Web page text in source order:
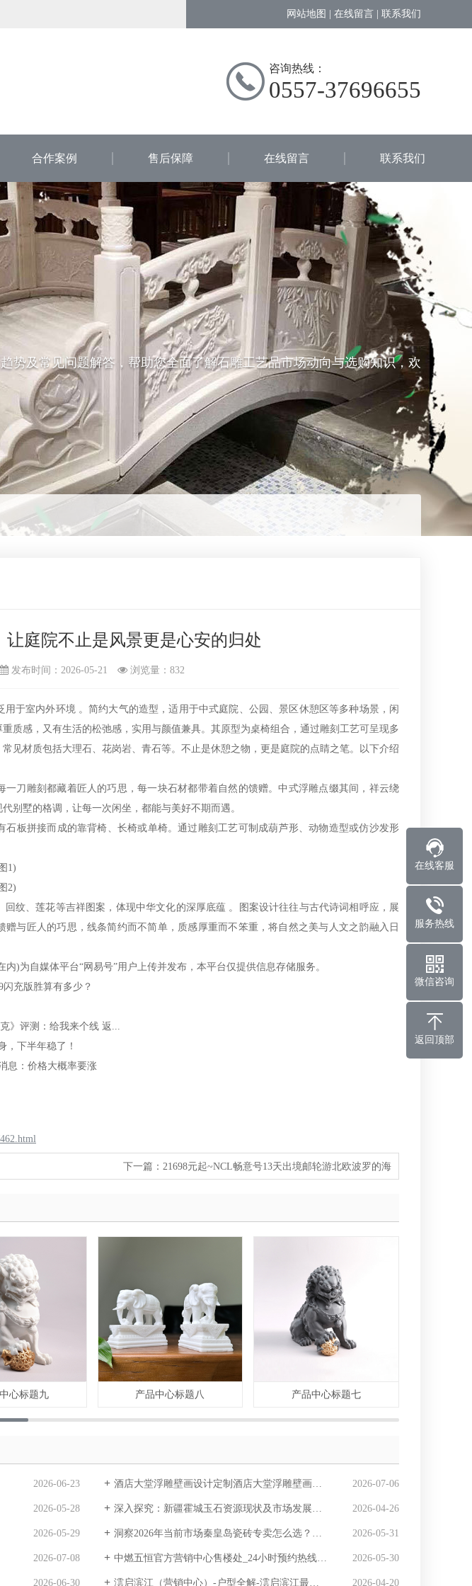
网站地图 在线留言 联系我们
咨询热线：
0557-37696655
合作案例 售后保障 在线留言 联系我们
势及常见问题解答，帮助您全面了解石雕工艺品市场动向与选购知识，欢
让庭院不止是风景更是心安的归处
发布时间：2026-05-21 浏览量： 832
室内外环境 。简约大气的造型，适用于中式庭院、公园、景区休憩区等多种场景，闲
质感，又有生活的松弛感，实用与颜值兼具。其原型为桌椅组合，通过雕刻工艺可呈现多
见材质包括大理石、花岗岩、青石等。不止是休憩之物，更是庭院的点睛之笔。以下介绍
刀雕刻都藏着匠人的巧思，每一块石材都带着自然的馈赠。中式浮雕点缀其间，祥云绕
别墅的格调，让每一次闲坐，都能与美好不期而遇。
板拼接而成的靠背椅、长椅或单椅。通过雕刻工艺可制成葫芦形、动物造型或仿沙发形
、莲花‌等吉祥图案，体现中华文化的深厚底蕴 。图案设计往往与古代诗词相呼应，展
与匠人的巧思，线条简约而不简单，质感厚重而不笨重，将自然之美与人文之韵融入日
为自媒体平台“网易号”用户上传并发布，本平台仅提供信息存储服务。
充版胜算有多少？
》评测：给我来个线 返...
下半年稳了！
息：价格大概率要涨
下一篇： 21698元起~NCL畅意号13天出境邮轮游北欧波罗的海
心标题九 产品中心标题八 产品中心标题七
2026-06-23 酒店大堂浮雕壁画设计定制酒店大堂浮雕壁画的建设往往是一个点“睛”版 2026-07-06
2026-05-28 深入探究：新疆霍城玉石资源现状及市场发展全解析 2026-04-26
2026-05-29 洞察2026年当前市场秦皇岛瓷砖专卖怎么选？这份专业指南 2026-05-31
2026-07-08 中燃五恒官方营销中心售楼处_24小时预约热线中燃五恒楼盘容积率绿化率最新报价户型图高清实拍周边配套详情 2026-05-30
2026-06-30 澐启滨江（营销中心）-户型全解-澐启滨江最新房价-官方电话-楼盘详情•最新价格-户型图-容积率 2026-04-20
在线客服
服务热线
微信咨询
返回顶部